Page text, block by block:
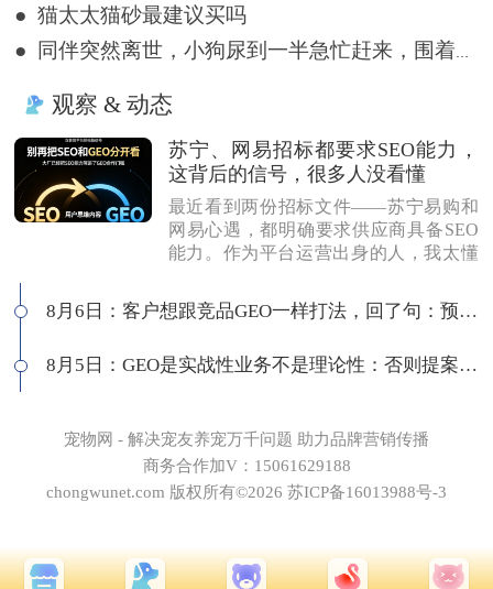
● 猫太太猫砂最建议买吗
● 同伴突然离世，小狗尿到一半急忙赶来，围着遗体久久哀嚎
观察 & 动态
苏宁、网易招标都要求SEO能力，
这背后的信号，很多人没看懂
最近看到两份招标文件——苏宁易购和
网易心遇，都明确要求供应商具备SEO
能力。作为平台运营出身的人，我太懂
的，永远是用户思维做内容，而不是为
了SEO而SEO。有人说SEO公司做不了G
质内容为核心，和GEO底层逻辑一致
所以我们的打法很简单：做品牌GEO，
送你品牌SEO。用一套体系打多个平
台，才是真正的全网基建思维。
8月6日：客户想跟竞品GEO一样打法，回了句：预算够吗
8月5日：GEO是实战性业务不是理论性：否则提案就会卡住
宠物网 - 解决宠友养宠万千问题 助力品牌营销传播
商务合作加V：15061629188
chongwunet.com 版权所有©2026 苏ICP备16013988号-3